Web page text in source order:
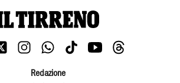
Redazione